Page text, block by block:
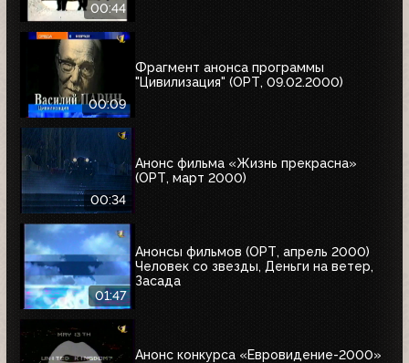
00:44
00:09
Фрагмент анонса программы
"Цивилизация" (ОРТ, 09.02.2000)
00:34
Анонс фильма «Жизнь прекрасна»
(ОРТ, март 2000)
01:47
Анонсы фильмов (ОРТ, апрель 2000)
Человек со звезды, Деньги на ветер,
Засада
Анонс конкурса «Евровидение-2000»